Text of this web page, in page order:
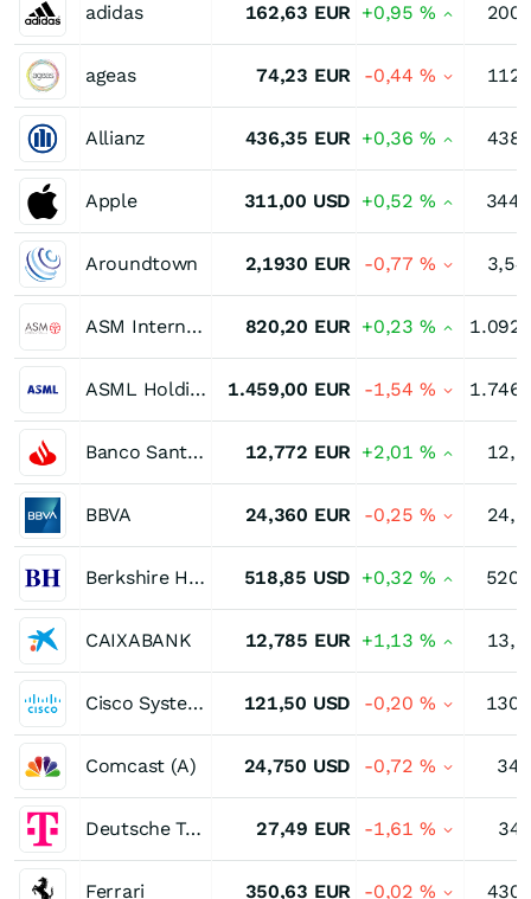
adidas 162,63 EUR +0,95 %
ageas 74,23 EUR -0,44 %
Allianz 436,35 EUR +0,36 %
Apple 311,00 USD +0,52 %
Aroundtown 2,1930 EUR -0,77 %
ASM International 820,20 EUR +0,23 %
ASML Holding 1.459,00 EUR -1,54 %
Banco Santander 12,772 EUR +2,01 %
BBVA 24,360 EUR -0,25 %
Berkshire Hathaway Registered (B) 518,85 USD +0,32 %
CAIXABANK 12,785 EUR +1,13 %
Cisco Systems 121,50 USD -0,20 %
Comcast (A) 24,750 USD -0,72 %
Deutsche Telekom 27,49 EUR -1,61 %
Ferrari 350,63 EUR -0,02 %